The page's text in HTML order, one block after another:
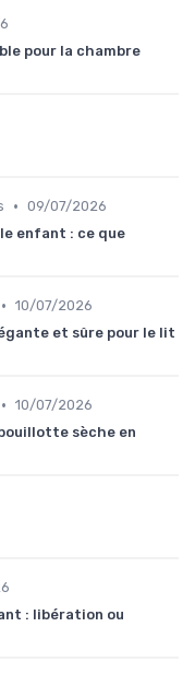
pour la chambre
• 09/07/2026
enfant : ce que
• 10/07/2026
et sûre pour le lit
• 10/07/2026
sèche en
: libération ou